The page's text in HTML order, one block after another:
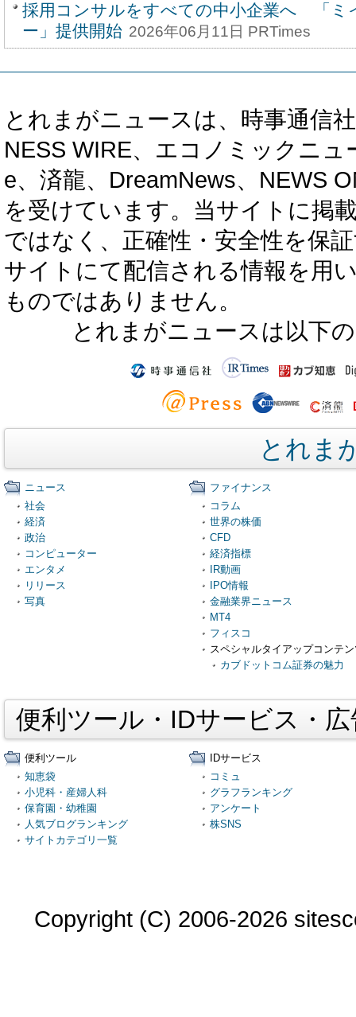
採用コンサルをすべての中小企業へ 「ミ
ー」提供開始 2026年06月11日 PRTimes
とれまがニュースは、時事通信
NESS WIRE、エコノミックニ
e、済龍、DreamNews、NEWS
を受けています。当サイトに掲
ではなく、正確性・安全性を保
サイトにて配信される情報を用
ものではありません。
とれまがニュースは以下
とれま
ニュース
社会
経済
政治
コンピューター
エンタメ
リリース
写真
ファイナンス
コラム
世界の株価
CFD
経済指標
IR動画
IPO情報
金融業界ニュース
MT4
フィスコ
スペシャルタイアップコンテ
カブドットコム証券の魅力
便利ツール・IDサービス・
便利ツール
知恵袋
小児科・産婦人科
保育園・幼稚園
人気ブログランキング
サイトカテゴリ一覧
IDサービス
コミュ
グラフランキング
アンケート
株SNS
Copyright (C) 2006-2026